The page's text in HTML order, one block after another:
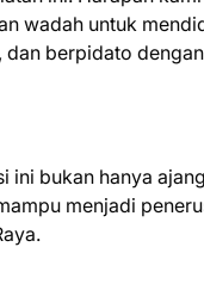
wadah untuk
berpidato
ini bukan hanya
menjadi